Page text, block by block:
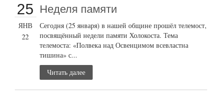
25
ЯНВ
22
Неделя памяти
Сегодня (25 января) в нашей общине прошёл телемост,
посвящённый недели памяти Холокоста. Тема
телемоста: «Полвека над Освенцимом всевластна
тишина» с...
Читать далее